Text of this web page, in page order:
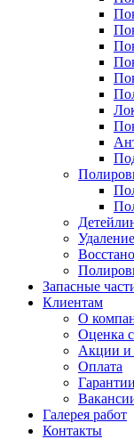
Запасные
Клиентам
О
Оценка
Акции и
Оплата
Гарантии
Галерея работ
Контакты